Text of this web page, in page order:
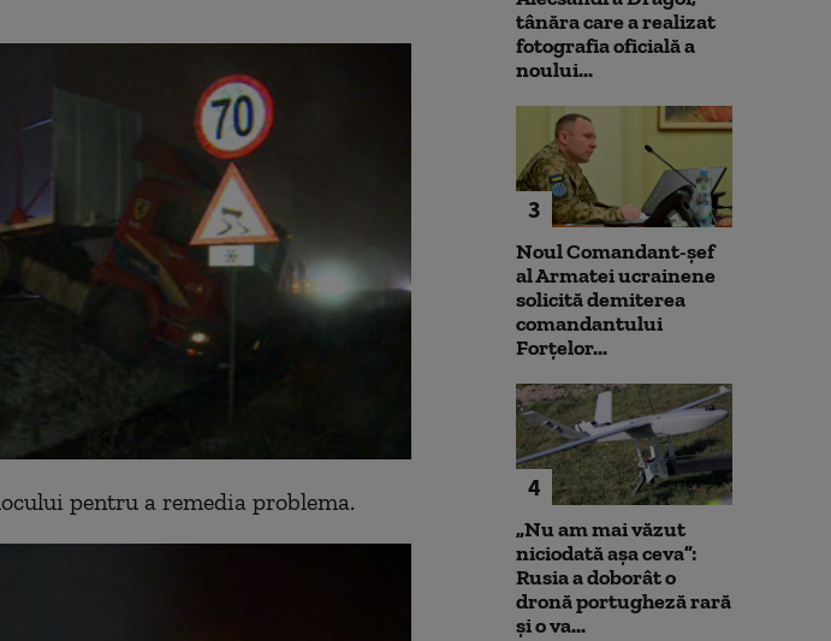
pentru a remedia problema.
tânăra care a realizat
fotografia oficială a
noului...
3
Noul Comandant-șef
al Armatei ucrainene
solicită demiterea
comandantului
Forțelor...
4
„Nu am mai văzut
niciodată așa ceva”:
Rusia a doborât o
dronă portugheză rară
și o va...